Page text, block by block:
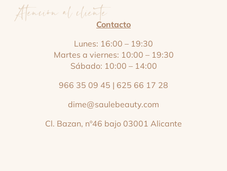
Atención al clienteContacto
Lunes: 16:00 – 19:30
Martes a viernes: 10:00 – 19:30
Sábado: 10:00 – 14:00
966 35 09 45 | 625 66 17 28
dime@saulebeauty.com
Cl. Bazan, nº46 bajo 03001 Alicante